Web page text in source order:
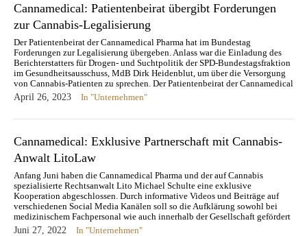
Cannamedical: Patientenbeirat übergibt Forderungen
zur Cannabis-Legalisierung
Der Patientenbeirat der Cannamedical Pharma hat im Bundestag
Forderungen zur Legalisierung übergeben. Anlass war die Einladung des
Berichterstatters für Drogen- und Suchtpolitik der SPD-Bundestagsfraktion
im Gesundheitsausschuss, MdB Dirk Heidenblut, um über die Versorgung
von Cannabis-Patienten zu sprechen. Der Patientenbeirat der Cannamedical
Pharma hat das Ziel, die Bedürfnisse und Wünsche von…
April 26, 2023 In "Unternehmen"
Cannamedical: Exklusive Partnerschaft mit Cannabis-
Anwalt LitoLaw
Anfang Juni haben die Cannamedical Pharma und der auf Cannabis
spezialisierte Rechtsanwalt Lito Michael Schulte eine exklusive
Kooperation abgeschlossen. Durch informative Videos und Beiträge auf
verschiedenen Social Media Kanälen soll so die Aufklärung sowohl bei
medizinischem Fachpersonal wie auch innerhalb der Gesellschaft gefördert
werden. Denn nach wie vor haben viele…
Juni 27, 2022 In "Unternehmen"